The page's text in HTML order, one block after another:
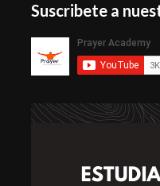
Suscribete a